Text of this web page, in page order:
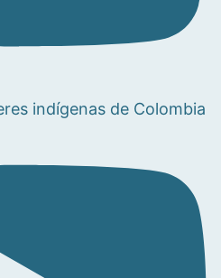
indígenas de Colombia